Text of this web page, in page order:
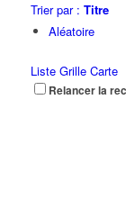
Trier par : Titre
Aléatoire
Liste Grille Carte
Relancer la